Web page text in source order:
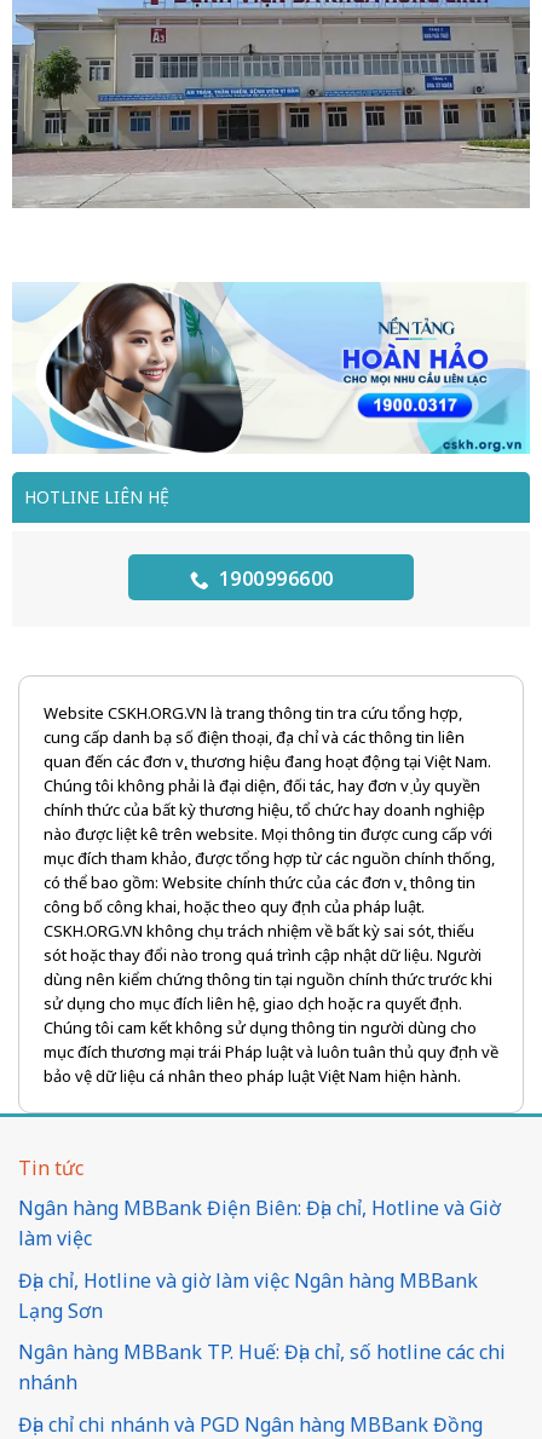
HOTLINE LIÊN HỆ
1900996600
Website CSKH.ORG.VN là trang thông tin tra cứu tổng hợp,
cung cấp danh bạ số điện thoại, địa chỉ và các thông tin liên
quan đến các đơn vị, thương hiệu đang hoạt động tại Việt Nam.
Chúng tôi không phải là đại diện, đối tác, hay đơn vị ủy quyền
chính thức của bất kỳ thương hiệu, tổ chức hay doanh nghiệp
nào được liệt kê trên website. Mọi thông tin được cung cấp với
mục đích tham khảo, được tổng hợp từ các nguồn chính thống,
có thể bao gồm: Website chính thức của các đơn vị, thông tin
công bố công khai, hoặc theo quy định của pháp luật.
CSKH.ORG.VN không chịu trách nhiệm về bất kỳ sai sót, thiếu
sót hoặc thay đổi nào trong quá trình cập nhật dữ liệu. Người
dùng nên kiểm chứng thông tin tại nguồn chính thức trước khi
sử dụng cho mục đích liên hệ, giao dịch hoặc ra quyết định.
Chúng tôi cam kết không sử dụng thông tin người dùng cho
mục đích thương mại trái Pháp luật và luôn tuân thủ quy định về
bảo vệ dữ liệu cá nhân theo pháp luật Việt Nam hiện hành.
Tin tức
Ngân hàng MBBank Điện Biên: Địa chỉ, Hotline và Giờ
làm việc
Địa chỉ, Hotline và giờ làm việc Ngân hàng MBBank
Lạng Sơn
Ngân hàng MBBank TP. Huế: Địa chỉ, số hotline các chi
nhánh
Địa chỉ chi nhánh và PGD Ngân hàng MBBank Đồng